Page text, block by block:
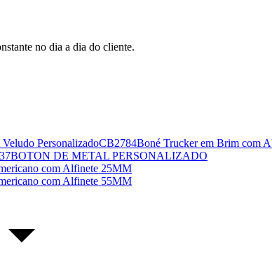
no dia a dia do cliente.
CB2784Boné Trucker em Brim com
BOTON DE METAL PERSONALIZADO
com Alfinete 25MM
com Alfinete 55MM